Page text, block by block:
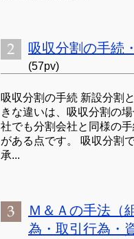
吸収分割の手続
(57pv)
吸収分割の手続 新設分割
きな違いは、吸収分割の
社でも分割会社と同様の
がある点です。 吸収分割
承...
Ｍ＆Ａの手法（
為・取引行為・